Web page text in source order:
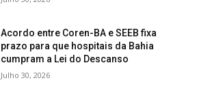
Acordo entre Coren-BA e SEEB fixa
prazo para que hospitais da Bahia
cumpram a Lei do Descanso
Julho 30, 2026